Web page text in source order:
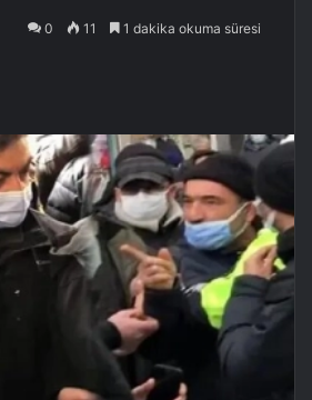
0 11 1 dakika okuma süresi